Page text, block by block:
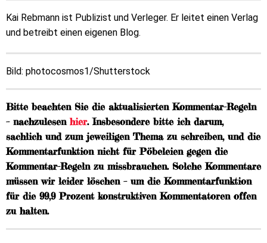
Kai Rebmann ist Publizist und Verleger. Er leitet einen Verlag
und betreibt einen eigenen Blog.
Bild: photocosmos1/Shutterstock
Bitte beachten Sie die aktualisierten Kommentar-Regeln
– nachzulesenhier. Insbesondere bitte ich darum,
sachlich und zum jeweiligen Thema zu schreiben, und die
Kommentarfunktion nicht für Pöbeleien gegen die
Kommentar-Regeln zu missbrauchen. Solche Kommentare
müssen wir leider löschen – um die Kommentarfunktion
für die 99,9 Prozent konstruktiven Kommentatoren offen
zu halten.